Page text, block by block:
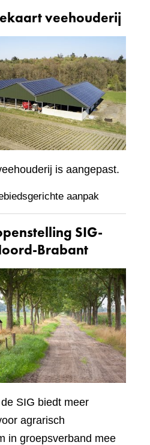
veehouderij
is aangepast.
aanpak
SIG-
Brabant
SIG biedt meer
agrarisch
in groepsverband mee